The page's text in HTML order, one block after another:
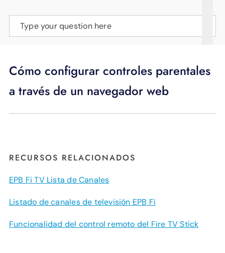
Type your question here
Cómo configurar controles parentales
a través de un navegador web
RECURSOS RELACIONADOS
EPB Fi TV Lista de Canales
Listado de canales de televisión EPB Fi
Funcionalidad del control remoto del Fire TV Stick